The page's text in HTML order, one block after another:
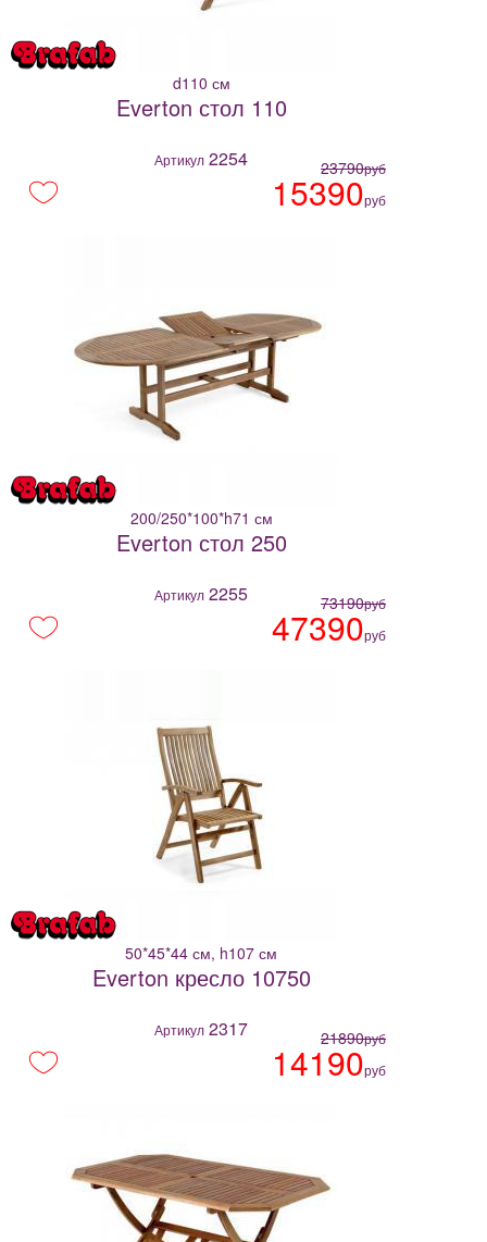
d110 см
Everton стол 110
Артикул 2254 23790руб
15390руб
200/250*100*h71 см
Everton стол 250
Артикул 2255 73190руб
47390руб
50*45*44 см, h107 см
Everton кресло 10750
Артикул 2317 21890руб
14190руб